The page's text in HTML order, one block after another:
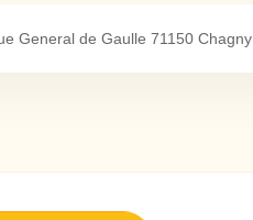
General de Gaulle 71150 Chagny